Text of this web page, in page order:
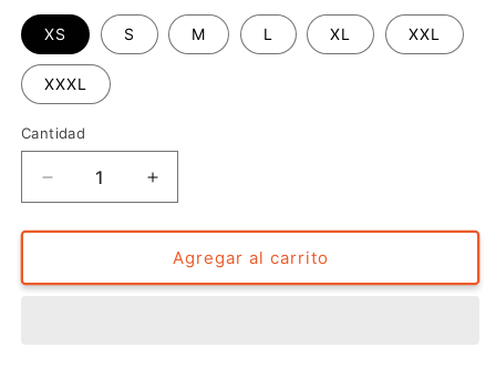
XS S M L XL XXL
XXXL
Cantidad
Reducir
cantidad
para
-
Aumentar
cantidad
para
Camiseta
-
Agregar al carrito